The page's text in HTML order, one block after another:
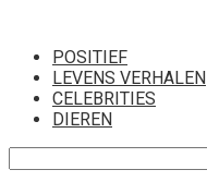
контентуPOSITIEF
LEVENS VERHALEN
CELEBRITIES
DIEREN